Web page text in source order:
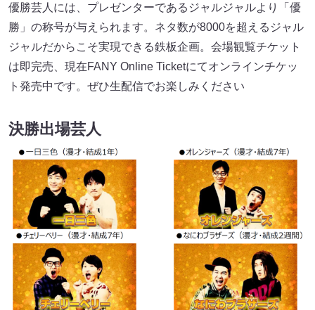
優勝芸人には、プレゼンターであるジャルジャルより「優
勝」の称号が与えられます。ネタ数が8000を超えるジャル
ジャルだからこそ実現できる鉄板企画。会場観覧チケット
は即完売、現在FANY Online Ticketにてオンラインチケッ
ト発売中です。ぜひ生配信でお楽しみください
決勝出場芸人